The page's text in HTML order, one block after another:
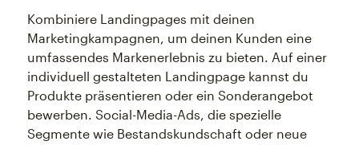
Kombiniere Landingpages mit deinen
Marketingkampagnen, um deinen Kunden eine
umfassendes Markenerlebnis zu bieten. Auf einer
individuell gestalteten Landingpage kannst du
Produkte präsentieren oder ein Sonderangebot
bewerben. Social-Media-Ads, die spezielle
Segmente wie Bestandskundschaft oder neue